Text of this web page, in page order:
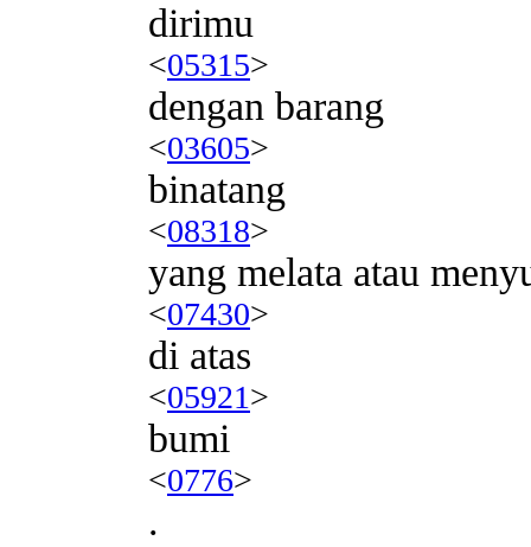
dirimu
<05315>
dengan barang
<03605>
binatang
<08318>
yang melata atau
<07430>
di atas
<05921>
bumi
<0776>
.